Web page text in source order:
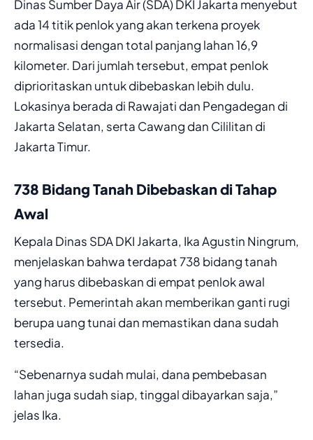
Dinas Sumber Daya Air (SDA) DKI Jakarta menyebut
ada 14 titik penlok yang akan terkena proyek
normalisasi dengan total panjang lahan 16,9
kilometer. Dari jumlah tersebut, empat penlok
diprioritaskan untuk dibebaskan lebih dulu.
Lokasinya berada di Rawajati dan Pengadegan di
Jakarta Selatan, serta Cawang dan Cililitan di
Jakarta Timur.
738 Bidang Tanah Dibebaskan di Tahap
Awal
Kepala Dinas SDA DKI Jakarta, Ika Agustin Ningrum,
menjelaskan bahwa terdapat 738 bidang tanah
yang harus dibebaskan di empat penlok awal
tersebut. Pemerintah akan memberikan ganti rugi
berupa uang tunai dan memastikan dana sudah
tersedia.
“Sebenarnya sudah mulai, dana pembebasan
lahan juga sudah siap, tinggal dibayarkan saja,”
jelas Ika.